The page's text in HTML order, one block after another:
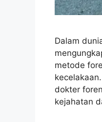
Dalam
metode
dokter
kejahatan